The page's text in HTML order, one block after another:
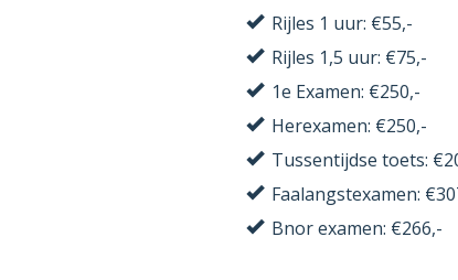
Rijles 1 uur: €55,-
Rijles 1,5 uur: €75,-
1e Examen: €250,-
Herexamen: €250,-
Tussentijdse toets:
Faalangstexamen:
Bnor examen: €266,-